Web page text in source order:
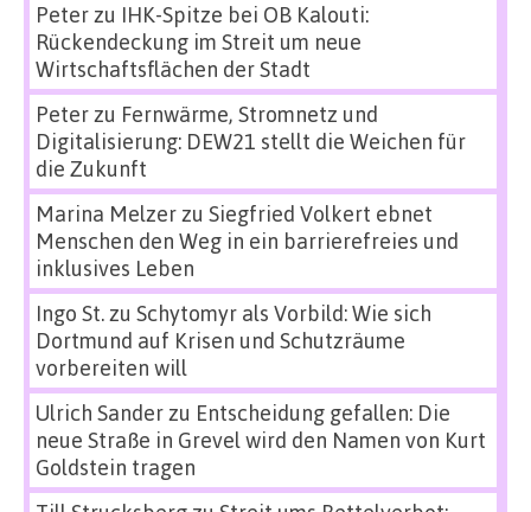
Peterzu IHK-Spitze bei OB Kalouti:
Rückendeckung im Streit um neue
Wirtschaftsflächen der Stadt
Peterzu Fernwärme, Stromnetz und
Digitalisierung: DEW21 stellt die Weichen für
die Zukunft
Marina Melzerzu Siegfried Volkert ebnet
Menschen den Weg in ein barrierefreies und
inklusives Leben
Ingo St.zu Schytomyr als Vorbild: Wie sich
Dortmund auf Krisen und Schutzräume
vorbereiten will
Ulrich Sanderzu Entscheidung gefallen: Die
neue Straße in Grevel wird den Namen von Kurt
Goldstein tragen